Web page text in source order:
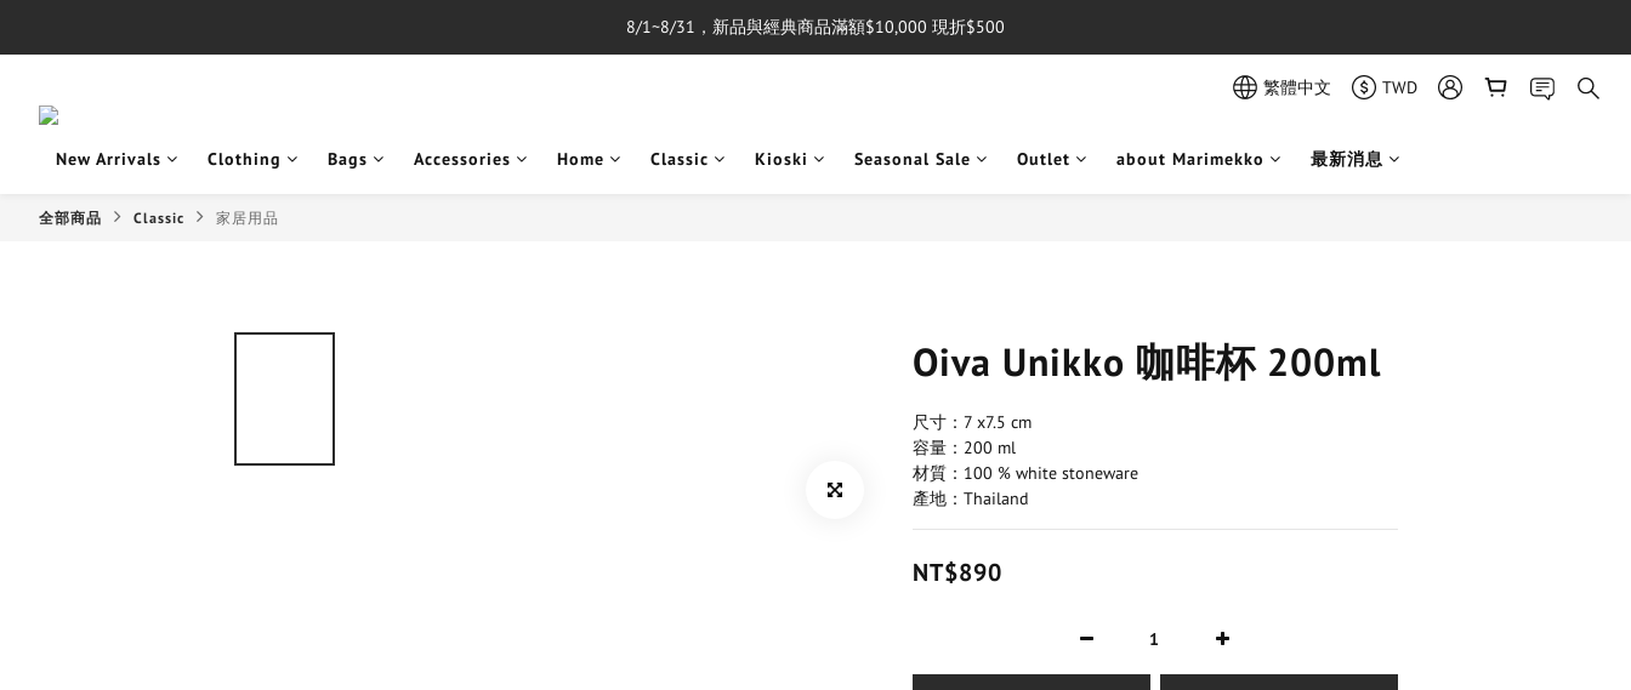
單筆消費滿$5,000享免運費
8/1~8/31，新品與經典商品滿額$10,000 現折$500
繁體中文 TWD
New Arrivals Clothing Bags Accessories Home Classic Kioski Seasonal Sale Outlet about Marimekko 最新消息
全部商品 Classic 家居用品
Oiva Unikko 咖啡杯 200ml
尺寸：7 x7.5 cm
容量：200 ml
材質：100 % white stoneware
產地：Thailand
NT$890